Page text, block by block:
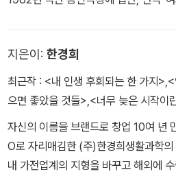
10여 년간 조연출, 무대감독 등을 지냈
로 미개척 분야였던 프로듀서의 길을
다. 1999년 신시컴퍼니 대표를 맡은 후
기록한 뮤지컬 '맘마미아!'를 비롯해 국
연에 성공한 '아이다', 차범석의 '산불'
정래의 대하소설 '아리랑', 한국 뮤지컬
지은이: 한경희
최근작 : <내 인생 후회되는 한 가지>,
으면 좋았을 것들>,<너무 늦은 시작이
자신의 이름을 브랜드로 창업 10여 년
O로 자리매김한 (주)한경희생활과학
내 가전업계의 지형을 바꾸고 해외에